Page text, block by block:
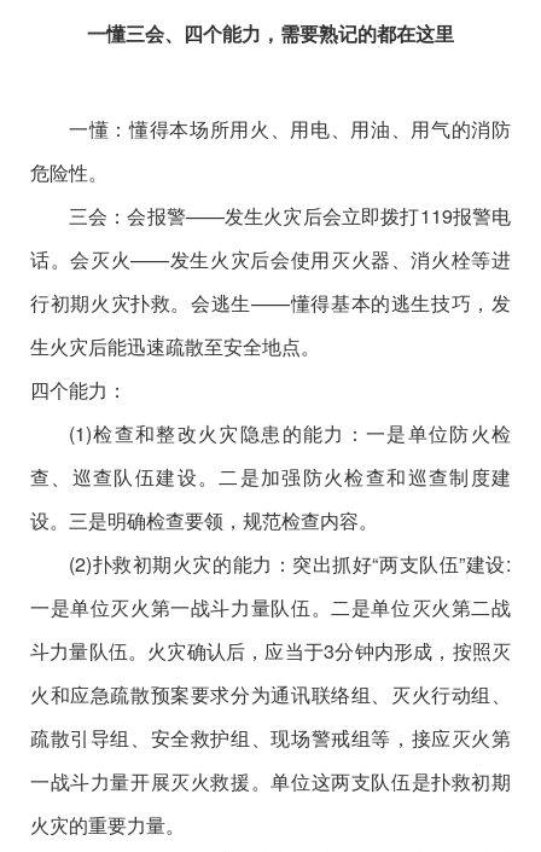
一懂三会、四个能力，需要熟记的都在这里
一懂：懂得本场所用火、用电、用油、用气的消防
危险性。
三会：会报警——发生火灾后会立即拨打119报警电
话。会灭火——发生火灾后会使用灭火器、消火栓等进
行初期火灾扑救。会逃生——懂得基本的逃生技巧，发
生火灾后能迅速疏散至安全地点。
四个能力：
(1)检查和整改火灾隐患的能力：一是单位防火检
查、巡查队伍建设。二是加强防火检查和巡查制度建
设。三是明确检查要领，规范检查内容。
(2)扑救初期火灾的能力：突出抓好“两支队伍”建设:
一是单位灭火第一战斗力量队伍。二是单位灭火第二战
斗力量队伍。火灾确认后，应当于3分钟内形成，按照灭
火和应急疏散预案要求分为通讯联络组、灭火行动组、
疏散引导组、安全救护组、现场警戒组等，接应灭火第
一战斗力量开展灭火救援。单位这两支队伍是扑救初期
火灾的重要力量。